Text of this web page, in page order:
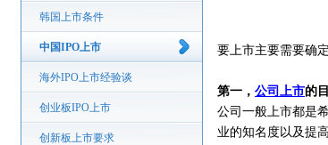
韩国上市条件
中国IPO上市
海外IPO上市经验谈
创业板IPO上市
创新板上市要求
要上市主要需要确
第一， 公司上市的
公司一般上市都是
业的知名度以及提